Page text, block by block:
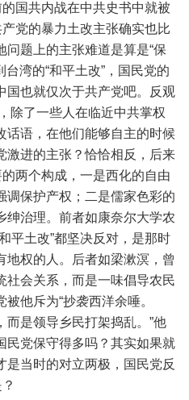
国共内战在中共史书中就被
党的暴力土改主张确实也比
问题上的主张难道是算是“保
台湾的“和平土改”，国民党的
国也就仅次于共产党吧。反观
除了一些人在临近中共掌权
话语，在他们能够自主的时候
激进的主张？恰恰相反，后来
两个构成，一是西化的自由
调保护产权；二是儒家色彩的
绅治理。前者如康奈尔大学农
平土改”都坚决反对，是那时
地权的人。后者如梁漱溟，曾
社会关系，而是一味倡导农民
他斥为“抄袭西洋余唾。
是领导乡民打架捣乱。”他
民党保守得多吗？其实如果就
是当时的对立两极，国民党反